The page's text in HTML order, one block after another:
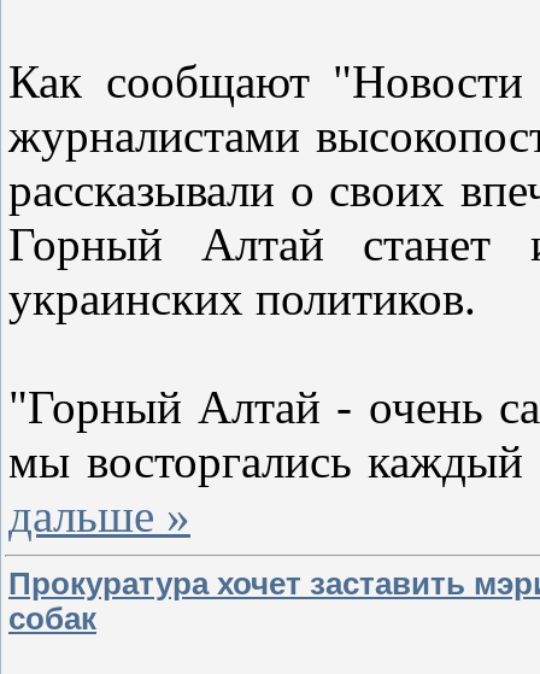
Как сообщают "Новости
журналистами
рассказывали о своих
Горный Алтай станет
украинских политиков.
"Горный Алтай - очень
мы восторгались
дальше »
Прокуратура хочет заставить
собак